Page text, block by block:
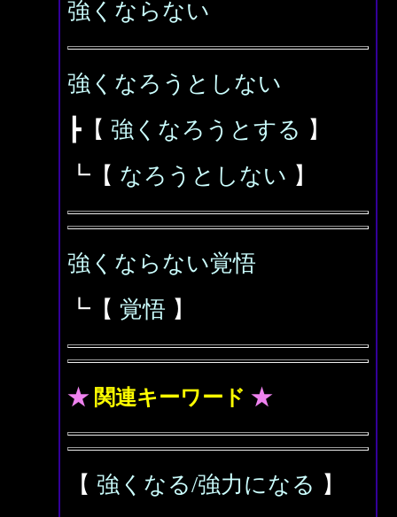
強くならない
強くなろうとしない
┣【 強くなろうとする 】
┗【 なろうとしない 】
強くならない覚悟
┗【 覚悟 】
★ 関連キーワード ★
【 強くなる/強力になる 】